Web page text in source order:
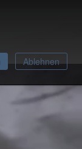
Ablehnen